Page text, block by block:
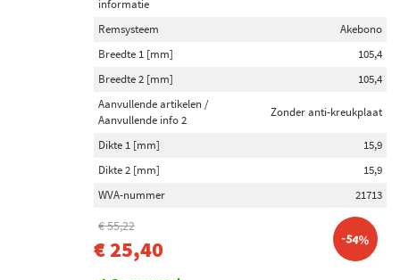
informatie
Remsysteem
Akebono
Breedte 1 [mm]
105,4
Breedte 2 [mm]
105,4
Aanvullende artikelen /
Aanvullende info 2
Zonder anti-kreukplaat
Dikte 1 [mm]
15,9
Dikte 2 [mm]
15,9
WVA-nummer
21713
€ 55,22
€ 25,40 -54%